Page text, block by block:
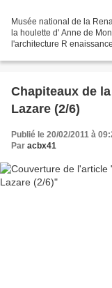
Musée national de la
la houlette d' Anne de
l'architecture R
Chapiteaux de
Lazare (2/6)
Publié le 20/02/2011 à
Par acbx41